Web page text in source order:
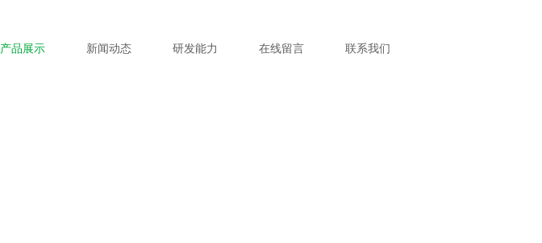
产品展示 新闻动态 研发能力 在线留言 联系我们